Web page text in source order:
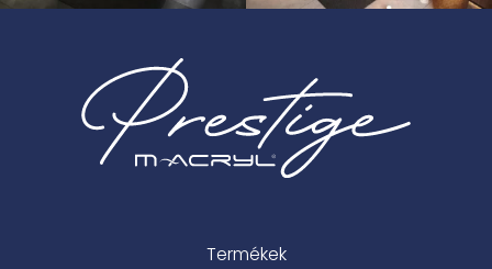
Termékek